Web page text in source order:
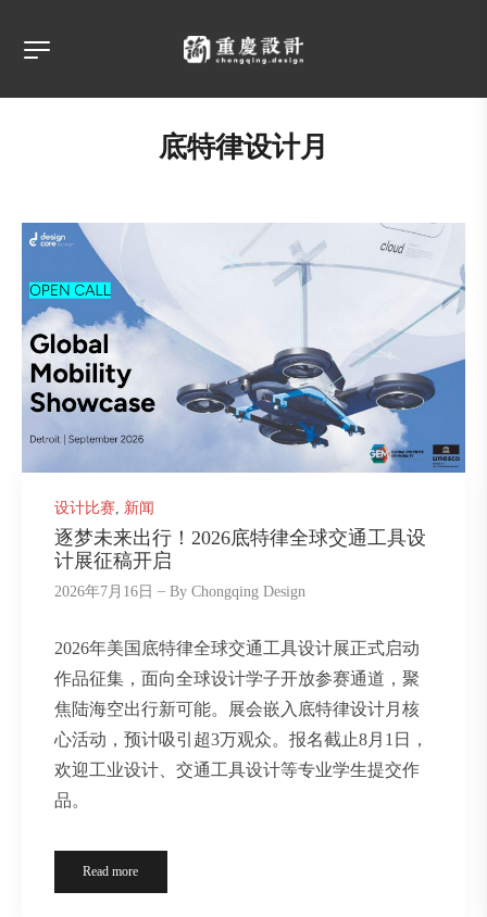
底特律设计月
设计比赛 新闻
逐梦未来出行！2026底特律全球交通工具设
计展征稿开启
2026年7月16日 ByChongqing Design
2026年美国底特律全球交通工具设计展正式启动
作品征集，面向全球设计学子开放参赛通道，聚
焦陆海空出行新可能。展会嵌入底特律设计月核
心活动，预计吸引超3万观众。报名截止8月1日，
欢迎工业设计、交通工具设计等专业学生提交作
品。
Read more